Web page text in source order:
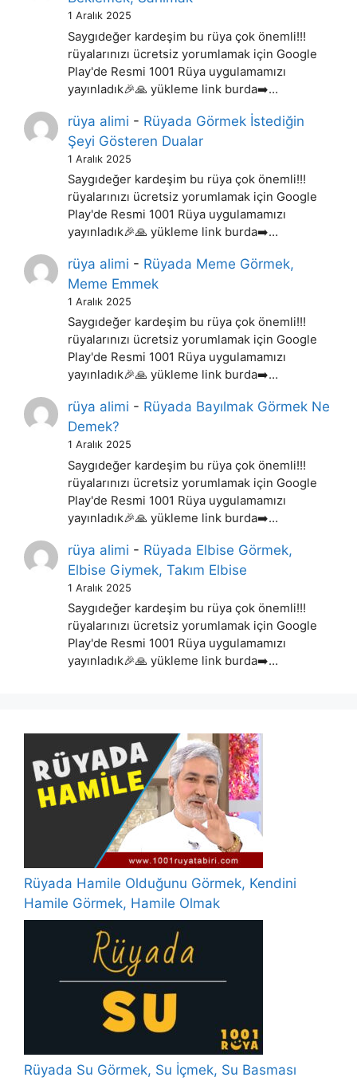
1 Aralık 2025
Saygıdeğer kardeşim bu rüya çok önemli!!!
rüyalarınızı ücretsiz yorumlamak için Google
Play'de Resmi 1001 Rüya uygulamamızı
yayınladık🎉🙏 yükleme link burda➡️…
rüya alimi - Rüyada Görmek İstediğin
Şeyi Gösteren Dualar
1 Aralık 2025
Saygıdeğer kardeşim bu rüya çok önemli!!!
rüyalarınızı ücretsiz yorumlamak için Google
Play'de Resmi 1001 Rüya uygulamamızı
yayınladık🎉🙏 yükleme link burda➡️…
rüya alimi - Rüyada Meme Görmek,
Meme Emmek
1 Aralık 2025
Saygıdeğer kardeşim bu rüya çok önemli!!!
rüyalarınızı ücretsiz yorumlamak için Google
Play'de Resmi 1001 Rüya uygulamamızı
yayınladık🎉🙏 yükleme link burda➡️…
rüya alimi - Rüyada Bayılmak Görmek Ne
Demek?
1 Aralık 2025
Saygıdeğer kardeşim bu rüya çok önemli!!!
rüyalarınızı ücretsiz yorumlamak için Google
Play'de Resmi 1001 Rüya uygulamamızı
yayınladık🎉🙏 yükleme link burda➡️…
rüya alimi - Rüyada Elbise Görmek,
Elbise Giymek, Takım Elbise
1 Aralık 2025
Saygıdeğer kardeşim bu rüya çok önemli!!!
rüyalarınızı ücretsiz yorumlamak için Google
Play'de Resmi 1001 Rüya uygulamamızı
yayınladık🎉🙏 yükleme link burda➡️…
Rüyada Hamile Olduğunu Görmek, Kendini
Hamile Görmek, Hamile Olmak
Rüyada Su Görmek, Su İçmek, Su Basması